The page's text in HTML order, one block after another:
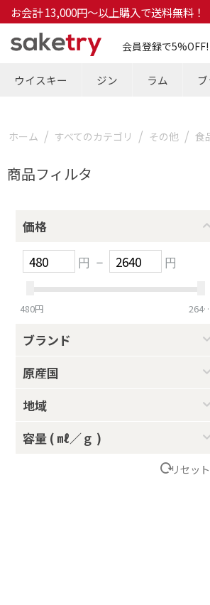
お会計 13,000円～以上購入で送料無料！
会員登録で5%OFF!
ウイスキー ジン ラム
ホーム / すべてのカテゴリ / その他 / 食
商品フィルタ
価格
円 – 円
480円 2640
ブランド
原産国
地域
容量 ( ㎖／ｇ )
リセット